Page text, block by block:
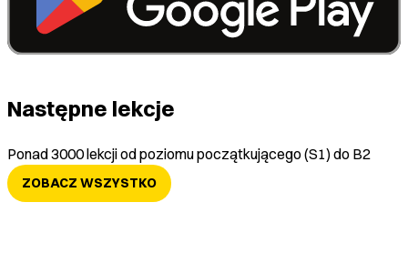
Następne lekcje
Ponad 3000 lekcji od poziomu początkującego (S1) do B2
ZOBACZ WSZYSTKO